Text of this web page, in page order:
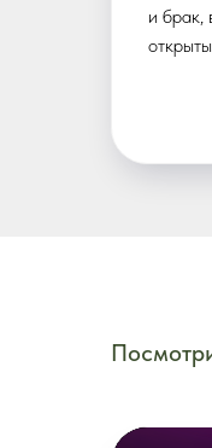
и брак,